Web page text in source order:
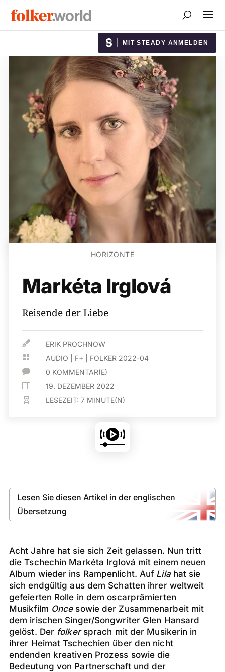
MIT STEADY ANMELDEN
HORIZONTE
Markéta Irglová
Reisende der Liebe
 ERIK PROCHNOW
 AUDIO F+ FOLKER 2022-04
 0 KOMMENTAR(E)
 19. DEZEMBER 2022
 LESEZEIT:7 MINUTE(N)
Lesen Sie diesen Artikel in der englischen
Übersetzung
Acht Jahre hat sie sich Zeit gelassen. Nun tritt
die Tschechin Markéta Irglová mit einem neuen
Album wieder ins Rampenlicht. Auf Lilahat sie
sich endgültig aus dem Schatten ihrer weltweit
gefeierten Rolle in dem oscarprämierten
Musikfilm Oncesowie der Zusammenarbeit mit
dem irischen Singer/Songwriter Glen Hansard
gelöst. Der folkersprach mit der Musikerin in
ihrer Heimat Tschechien über den nicht
endenden kreativen Prozess sowie die
Bedeutung von Partnerschaft und der